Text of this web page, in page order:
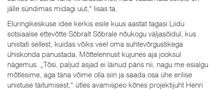
jälle sündimas midagi uut,“ lisas ta.
Eluringikeskuse idee kerkis esile kuus aastat tagasi Liidu
sotsiaalse ettevõtte Sõbralt Sõbrale nõukogu väljasõidul, kus
unistati sellest, kuidas võiks veel oma suhtevõrgustikega
ühiskonda panustada. Mõttelennust kujunes aja jooksul
nägemus. „Tõsi, paljud asjad ei läinud päris nii, nagu me esialgu
mõtlesime, aga täna võime olla siin ja saada osa ühe erilise
unistuse täitumisest,“ ütles avamispeo kõnes projektijuht Henri